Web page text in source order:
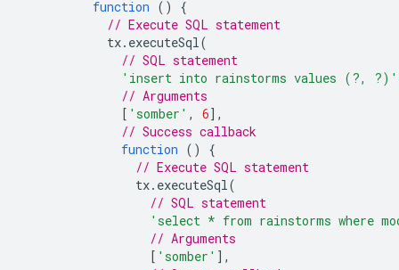
function ()
{
// Execute SQL statement
tx. executeSql(
// SQL statement
'insert into rainstorms values (?, ?)'
// Arguments
[ 'somber' , 6],
// Success callback
function ()
{
// Execute SQL statement
tx. executeSql(
// SQL statement
'select * from rainstorms where
// Arguments
[ 'somber' ],